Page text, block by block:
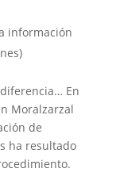
información
En
Moralzarzal
de
ha resultado